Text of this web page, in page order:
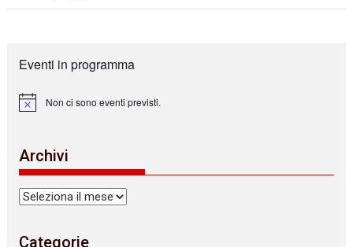
Eventi in programma
N
c
e
Non ci sono eventi previsti.
Archivi
Archivi
Categorie